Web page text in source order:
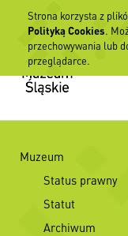
Muzeum
Status prawny
Statut
Archiwum
Strona korzysta z
Polityką Cookies.
przechowywania lub
przeglądarce.